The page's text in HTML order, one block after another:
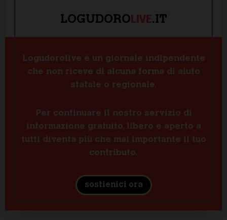
LOGUDOROLIVE.IT
Logudorolive è un giornale indipendente
che non riceve di alcuna forma di aiuto
statale o regionale.
Per continuare il nostro servizio di
informazione gratuito, libero e aperto a
tutti diventa più che mai importante il tuo
contributo.
sostienici ora